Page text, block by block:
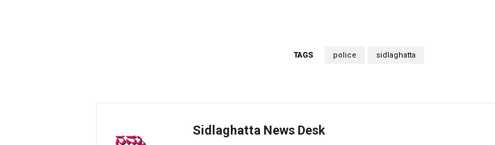
TAGS police sidlaghatta
Sidlaghatta News Desk